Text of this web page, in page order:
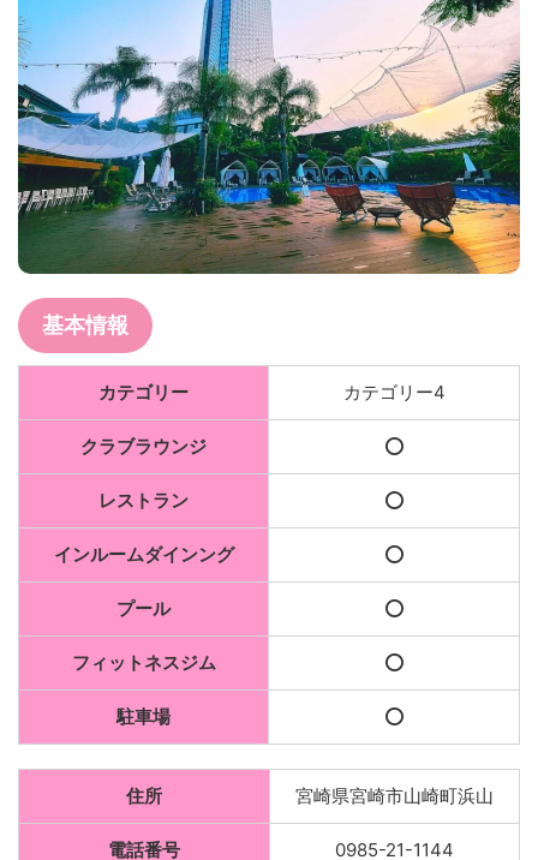
基本情報
カテゴリー カテゴリー4
クラブラウンジ ⭕️
レストラン ⭕️
インルームダインング ⭕️
プール ⭕️
フィットネスジム ⭕️
駐車場 ⭕️
住所 宮崎県宮崎市山崎町浜山
電話番号 0985-21-1144